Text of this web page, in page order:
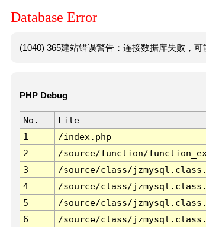
Database Error
(1040) 365建站错误警告：连接数据库失败，
PHP Debug
No. File
1
/index.php
2
/source/function/
3
/source/class/
4
/source/class/
5
/source/class/
6
/source/class/